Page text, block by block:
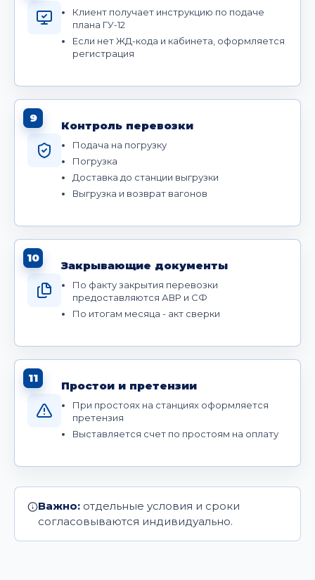
Клиент получает инструкцию по подаче
плана ГУ-12
Если нет ЖД-кода и кабинета, оформляется
регистрация
9
Контроль перевозки
Подача на погрузку
Погрузка
Доставка до станции выгрузки
Выгрузка и возврат вагонов
10
Закрывающие документы
По факту закрытия перевозки
предоставляются АВР и СФ
По итогам месяца - акт сверки
11
Простои и претензии
При простоях на станциях оформляется
претензия
Выставляется счет по простоям на оплату
Важно: отдельные условия и сроки
согласовываются индивидуально.